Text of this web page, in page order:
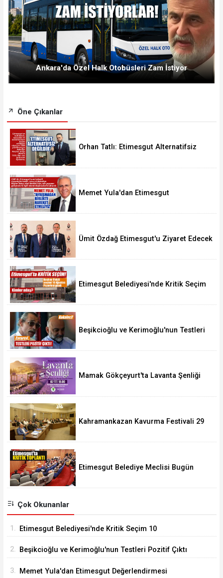
Ankara'da Özel Halk Otobüsleri Zam İstiyor
Öne Çıkanlar
Orhan Tatlı: Etimesgut Alternatifsiz
Memet Yula'dan Etimesgut
Ümit Özdağ Etimesgut'u Ziyaret Edecek
Etimesgut Belediyesi'nde Kritik Seçim
Beşikcioğlu ve Kerimoğlu'nun Testleri
Mamak Gökçeyurt'ta Lavanta Şenliği
Kahramankazan Kavurma Festivali 29
Etimesgut Belediye Meclisi Bugün
Çok Okunanlar
1. Etimesgut Belediyesi'nde Kritik Seçim 10
2. Beşikcioğlu ve Kerimoğlu'nun Testleri Pozitif Çıktı
3. Memet Yula'dan Etimesgut Değerlendirmesi